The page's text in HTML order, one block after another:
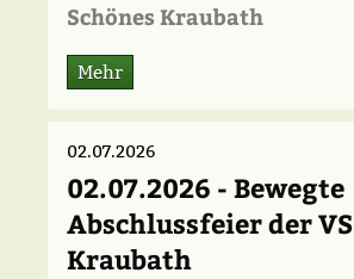
Schönes Kraubath
Mehr
02.07.2026
02.07.2026 - Bewegte
Abschlussfeier der VS
Kraubath